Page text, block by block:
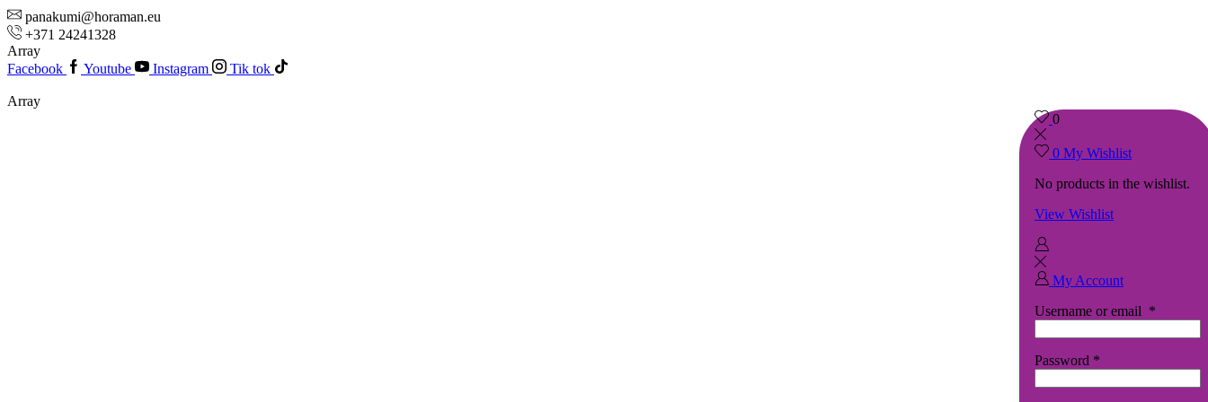
panakumi@horaman.eu
+371 24241328
Array
Facebook
Youtube Instagram Tik tok
Array
0
0 My Wishlist
No products in the wishlist.
View Wishlist
My Account
Username or email *
Password *